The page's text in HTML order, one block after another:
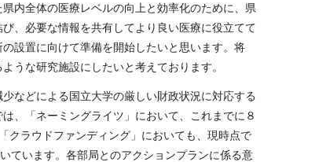
内全体の医療レベルの向上と効率化のために、県
、必要な情報を共有してより良い医療に役立てて
設置に向けて準備を開始したいと思います。将
うな研究施設にしたいと考えております。
などによる国立大学の厳しい財政状況に対応する
、「ネーミングライツ」において、これまでに８
クラウドファンディング」においても、現時点で
ています。各部局とのアクションプランに係る意